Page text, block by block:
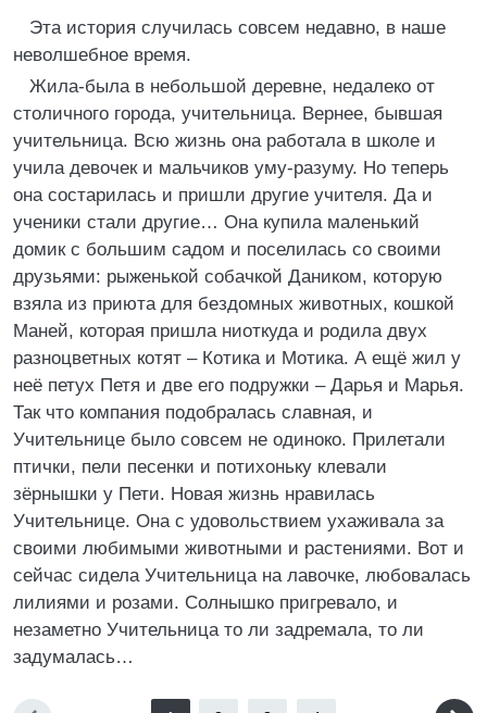
Эта история случилась совсем недавно, в наше
неволшебное время.
Жила-была в небольшой деревне, недалеко от
столичного города, учительница. Вернее, бывшая
учительница. Всю жизнь она работала в школе и
учила девочек и мальчиков уму-разуму. Но теперь
она состарилась и пришли другие учителя. Да и
ученики стали другие… Она купила маленький
домик с большим садом и поселилась со своими
друзьями: рыженькой собачкой Даником, которую
взяла из приюта для бездомных животных, кошкой
Маней, которая пришла ниоткуда и родила двух
разноцветных котят – Котика и Мотика. А ещё жил у
неё петух Петя и две его подружки – Дарья и Марья.
Так что компания подобралась славная, и
Учительнице было совсем не одиноко. Прилетали
птички, пели песенки и потихоньку клевали
зёрнышки у Пети. Новая жизнь нравилась
Учительнице. Она с удовольствием ухаживала за
своими любимыми животными и растениями. Вот и
сейчас сидела Учительница на лавочке, любовалась
лилиями и розами. Солнышко пригревало, и
незаметно Учительница то ли задремала, то ли
задумалась…